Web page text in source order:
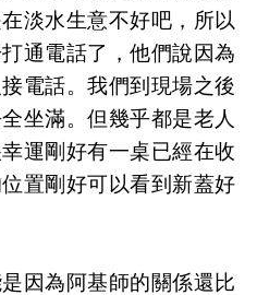
淡水生意不好吧，所以
通電話了，他們說因為
電話。我們到現場之後
坐滿。但幾乎都是老人
運剛好有一桌已經在收
置剛好可以看到新蓋好
因為阿基師的關係還比